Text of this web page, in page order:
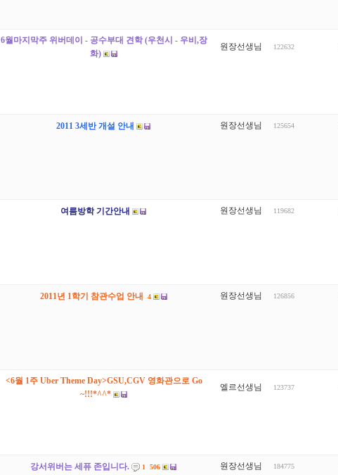
6월마지막주 위버데이 - 공수부대 견학 (우천시 - 우비,장
화)
원장선생님 122632
2011 3세반 개설 안내 원장선생님 125654
여름방학 기간안내 원장선생님 119682
2011년 1학기 참관수업 안내 4 원장선생님 126856
<6월 1주 Uber Theme Day>GSU,CGV 영화관으로 Go
~!!!*^^*
엘르선생님 123737
강서위버는 세퓨 존입니다. 1 506 원장선생님 184775